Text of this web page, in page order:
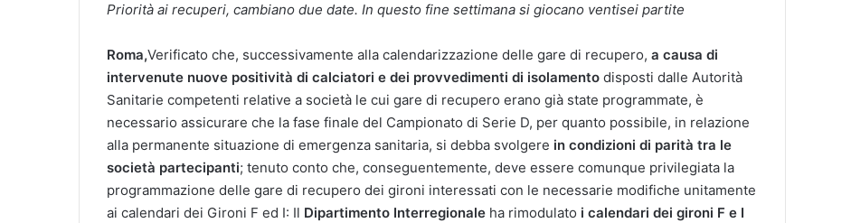
Priorità ai recuperi, cambiano due date. In questo fine settimana si giocano ventisei partite
Roma,Verificato che, successivamente alla calendarizzazione delle gare di recupero, a causa di
intervenute nuove positività di calciatori e dei provvedimenti di isolamento disposti dalle Autorità
Sanitarie competenti relative a società le cui gare di recupero erano già state programmate, è
necessario assicurare che la fase finale del Campionato di Serie D, per quanto possibile, in relazione
alla permanente situazione di emergenza sanitaria, si debba svolgere in condizioni di parità tra le
società partecipanti; tenuto conto che, conseguentemente, deve essere comunque privilegiata la
programmazione delle gare di recupero dei gironi interessati con le necessarie modifiche unitamente
ai calendari dei Gironi F ed I: Il Dipartimento Interregionale ha rimodulato i calendari dei gironi F e I